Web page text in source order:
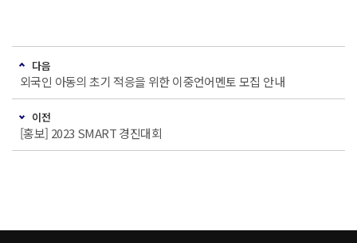
다음
외국인 아동의 초기 적응을 위한 이중언어멘토 모집 안내
이전
[홍보] 2023 SMART 경진대회